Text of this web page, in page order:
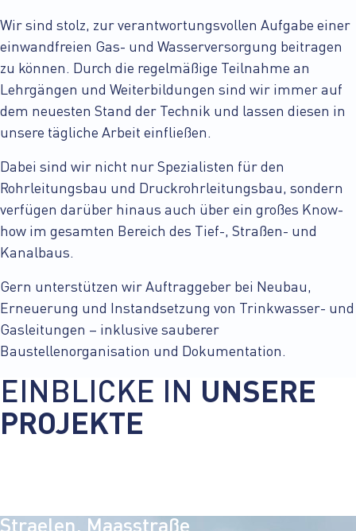
Wir sind stolz, zur verantwortungsvollen Aufgabe einer
einwandfreien Gas- und Wasserversorgung beitragen
zu können. Durch die regelmäßige Teilnahme an
Lehrgängen und Weiterbildungen sind wir immer auf
dem neuesten Stand der Technik und lassen diesen in
unsere tägliche Arbeit einfließen.
Dabei sind wir nicht nur Spezialisten für den
Rohrleitungsbau und Druckrohrleitungsbau, sondern
verfügen darüber hinaus auch über ein großes Know-
how im gesamten Bereich des Tief-, Straßen- und
Kanalbaus.
Gern unterstützen wir Auftraggeber bei Neubau,
Erneuerung und Instandsetzung von Trinkwasser- und
Gasleitungen – inklusive sauberer
Baustellenorganisation und Dokumentation.
EINBLICKE IN UNSERE
PROJEKTE